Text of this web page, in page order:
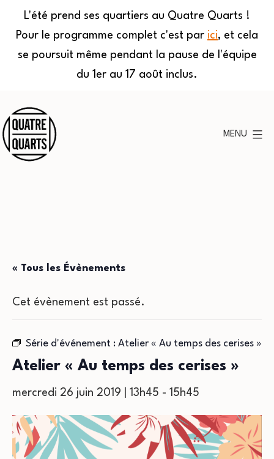
L'été prend ses quartiers au Quatre Quarts !
Pour le programme complet c'est par ici, et cela
se poursuit même pendant la pause de l'équipe
du 1er au 17 août inclus.
au
contenu
MENU
« Tous les Évènements
Cet évènement est passé.
Série d'événement : Atelier « Au temps des cerises »
Atelier « Au temps des cerises »
mercredi 26 juin 2019 | 13h45 - 15h45